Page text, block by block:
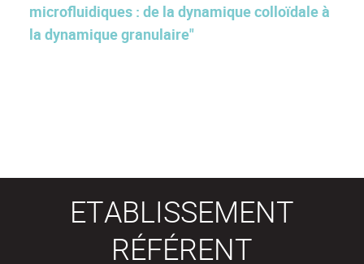
microfluidiques : de la dynamique colloïdale à
la dynamique granulaire"
ETABLISSEMENT
RÉFÉRENT